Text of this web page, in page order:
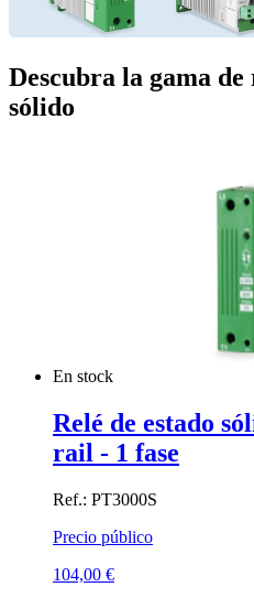
Descubra la gama de
sólido
En stock
Relé de estado
rail - 1 fase
Ref.: PT3000S
Precio público
104,00 €